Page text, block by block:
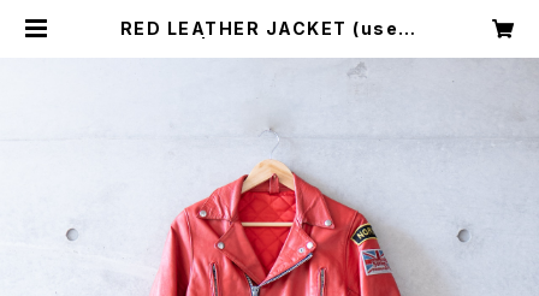
RED LEATHER JACKET (used)